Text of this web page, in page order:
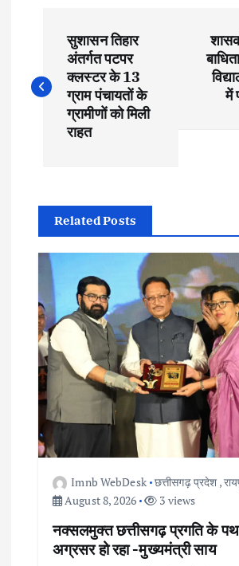
o
s
v
g
a
t
सुशासन तिहार
अंतर्गत पटपर
क्लस्टर के 13
ग्राम पंचायतों के
ग्रामीणों को मिली
राहत
में
Related Posts
Imnb WebDesk छत्तीसगढ़ प्रदेश ,
August 8, 2026
3 views
नक्सलमुक्त छत्तीसगढ़ प्रगति के पथ
अग्रसर हो रहा -मुख्यमंत्री साय